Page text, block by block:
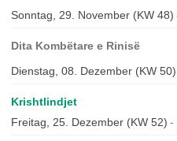
Sonntag, 29. November (KW 48)
Dita Kombëtare e Rinisë
Dienstag, 08. Dezember (KW 50)
Krishtlindjet
Freitag, 25. Dezember (KW 52)